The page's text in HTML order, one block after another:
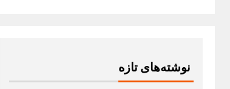
نوشته‌های تازه